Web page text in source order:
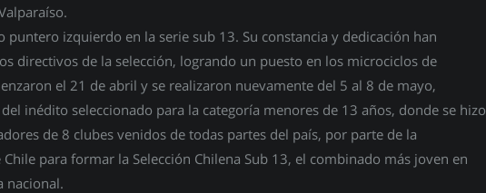
puntero izquierdo en la serie sub 13. Su constancia y dedicación han
directivos de la selección, logrando un puesto en los microciclos de
el 21 de abril y se realizaron nuevamente del 5 al 8 de mayo,
inédito seleccionado para la categoría menores de 13 años, donde se hizo
de 8 clubes venidos de todas partes del país, por parte de la
para formar la Selección Chilena Sub 13, el combinado más joven en
nacional.